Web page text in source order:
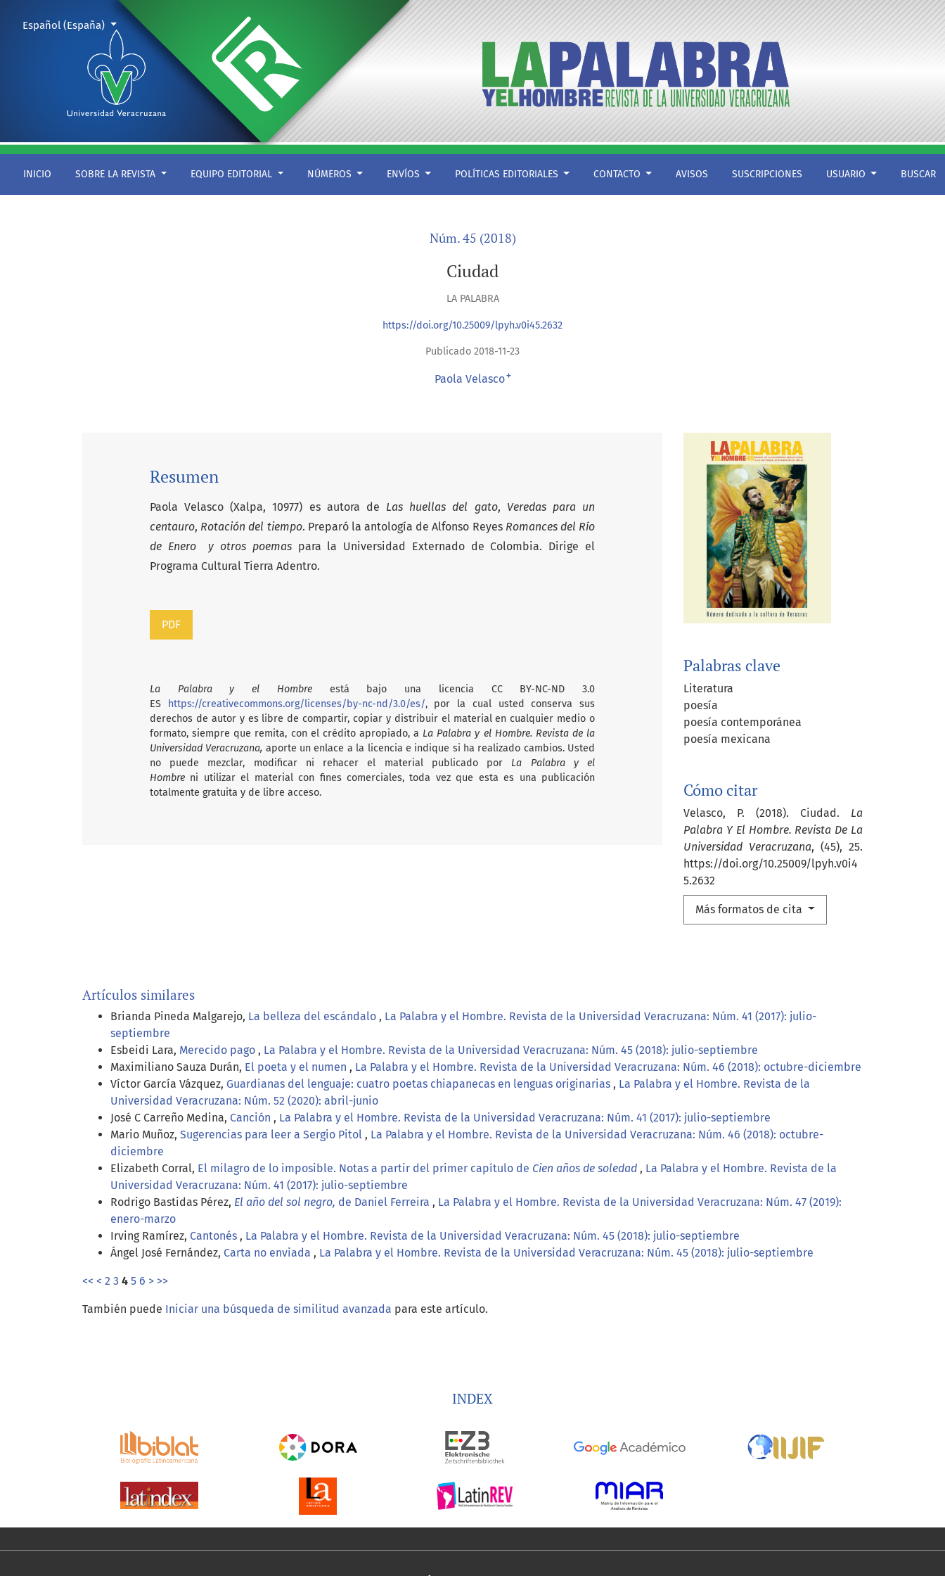
INICIO SOBRE LA REVISTA EQUIPO EDITORIAL NÚMEROS ENVÍOS POLÍTICAS EDITORIALES CONTACTO AVISOS SUSCRIPCIONES USUARIO BUSCAR
Cambiar el idioma. El actual es:
Español (España)
Núm. 45 (2018)
Ciudad
LA PALABRA
https://doi.org/10.25009/lpyh.v0i45.2632
Publicado 2018-11-23
Paola Velasco+
Palabras clave
Literatura
poesía
poesía contemporánea
poesía mexicana
Cómo citar
Velasco, P. (2018). Ciudad. La
Palabra Y El Hombre. Revista De La
Universidad Veracruzana, (45), 25.
https://doi.org/10.25009/lpyh.v0i4
5.2632
Más formatos de cita
Resumen
Paola Velasco (Xalpa, 10977) es autora de Las huellas del gato, Veredas para un
centauro, Rotación del tiempo. Preparó la antología de Alfonso Reyes Romances del Río
de Enero
y otros poemaspara la Universidad Externado de Colombia. Dirige el
Programa Cultural Tierra Adentro.
PDF
La Palabra y el Hombreestá bajo una licencia CC BY-NC-ND 3.0
ES
https://creativecommons.org/licenses/by-nc-nd/3.0/es/, por la cual usted conserva sus
derechos de autor y es libre de compartir, copiar y distribuir el material en cualquier medio o
formato, siempre que remita, con el crédito apropiado, a La Palabra y el Hombre. Revista de la
Universidad Veracruzana, aporte un enlace a la licencia e indique si ha realizado cambios. Usted
no puede mezclar, modificar ni rehacer el material publicado por La Palabra y el
Hombre ni utilizar el material con fines comerciales, toda vez que esta es una publicación
totalmente gratuita y de libre acceso.
Artículos similares
Brianda Pineda Malgarejo, La belleza del escándalo , La Palabra y el Hombre. Revista de la Universidad Veracruzana: Núm. 41 (2017): julio-
septiembre
Esbeidi Lara, Merecido pago , La Palabra y el Hombre. Revista de la Universidad Veracruzana: Núm. 45 (2018): julio-septiembre
Maximiliano Sauza Durán, El poeta y el numen , La Palabra y el Hombre. Revista de la Universidad Veracruzana: Núm. 46 (2018): octubre-diciembre
Víctor García Vázquez, Guardianas del lenguaje: cuatro poetas chiapanecas en lenguas originarias , La Palabra y el Hombre. Revista de la
Universidad Veracruzana: Núm. 52 (2020): abril-junio
José C Carreño Medina, Canción , La Palabra y el Hombre. Revista de la Universidad Veracruzana: Núm. 41 (2017): julio-septiembre
Mario Muñoz, Sugerencias para leer a Sergio Pitol , La Palabra y el Hombre. Revista de la Universidad Veracruzana: Núm. 46 (2018): octubre-
diciembre
Elizabeth Corral, El milagro de lo imposible. Notas a partir del primer capítulo de Cien años de soledad , La Palabra y el Hombre. Revista de la
Universidad Veracruzana: Núm. 41 (2017): julio-septiembre
Rodrigo Bastidas Pérez, El año del sol negro, de Daniel Ferreira , La Palabra y el Hombre. Revista de la Universidad Veracruzana: Núm. 47 (2019):
enero-marzo
Irving Ramírez, Cantonés , La Palabra y el Hombre. Revista de la Universidad Veracruzana: Núm. 45 (2018): julio-septiembre
Ángel José Fernández, Carta no enviada , La Palabra y el Hombre. Revista de la Universidad Veracruzana: Núm. 45 (2018): julio-septiembre
<< < 2 3 4 5 6 > >>
También puede Iniciar una búsqueda de similitud avanzada para este artículo.
INDEX